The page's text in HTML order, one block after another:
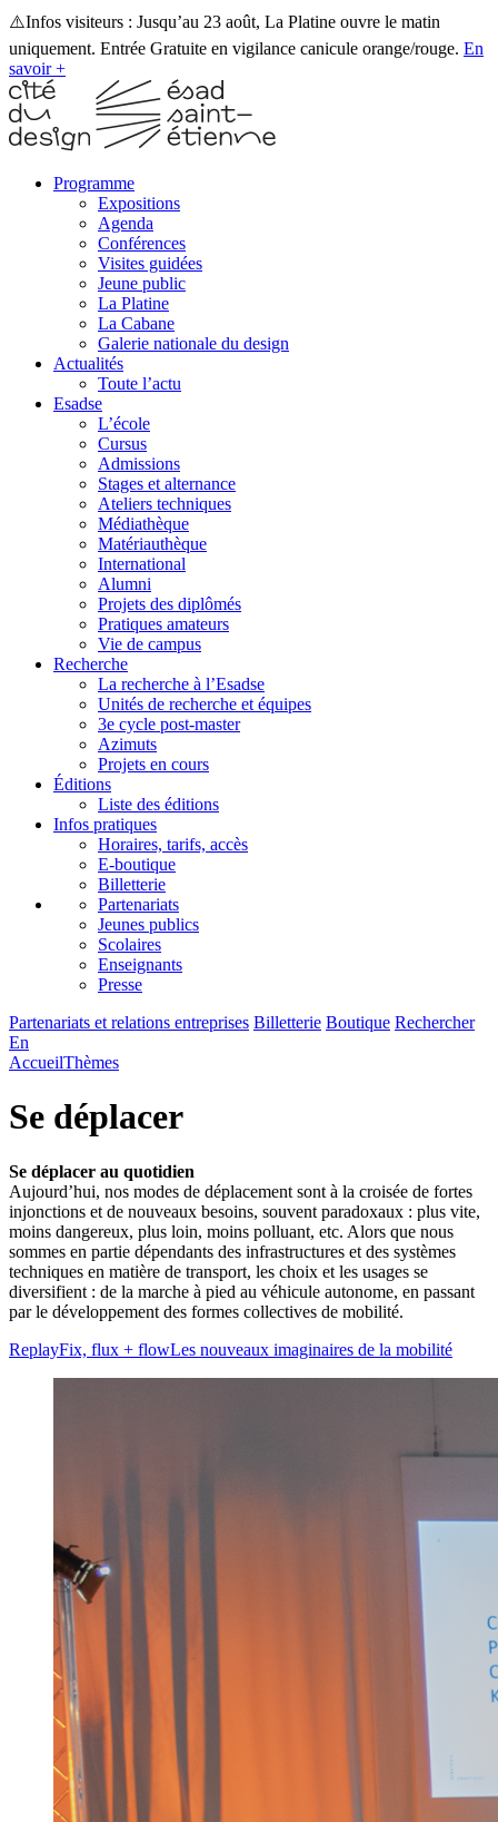
⚠️Infos visiteurs : Jusqu’au 23 août, La Platine ouvre le matin
uniquement. Entrée Gratuite en vigilance canicule orange/rouge. En
savoir +
Programme
Expositions
Agenda
Conférences
Visites guidées
Jeune public
La Platine
La Cabane
Galerie nationale du design
Actualités
Toute l’actu
Esadse
L’école
Cursus
Admissions
Stages et alternance
Ateliers techniques
Médiathèque
Matériauthèque
International
Alumni
Projets des diplômés
Pratiques amateurs
Vie de campus
Recherche
La recherche à l’Esadse
Unités de recherche et équipes
3e cycle post-master
Azimuts
Projets en cours
Éditions
Liste des éditions
Infos pratiques
Horaires, tarifs, accès
E-boutique
Billetterie
Partenariats
Jeunes publics
Scolaires
Enseignants
Presse
Partenariats et relations entreprises Billetterie Boutique Rechercher
En
AccueilThèmes
Se déplacer
Se déplacer au quotidien
Aujourd’hui, nos modes de déplacement sont à la croisée de fortes
injonctions et de nouveaux besoins, souvent paradoxaux : plus vite,
moins dangereux, plus loin, moins polluant, etc. Alors que nous
sommes en partie dépendants des infrastructures et des systèmes
techniques en matière de transport, les choix et les usages se
diversifient : de la marche à pied au véhicule autonome, en passant
par le développement des formes collectives de mobilité.
ReplayFix, flux + flowLes nouveaux imaginaires de la mobilité